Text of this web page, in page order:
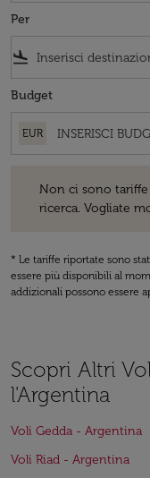
Per
flight_land
Budget
EUR
Non ci sono
ricerca. Vogliate
* Le tariffe riportate sono
essere più disponibili al
addizionali possono essere
Scopri Altri
l'Argentina
Voli Gedda - Argentina
Voli Riad - Argentina